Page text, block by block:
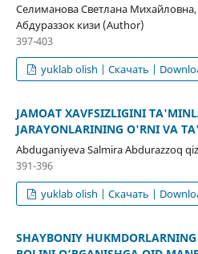
Селиманова Светлана
Абдураззок кизи (Author)
397-403
yuklab olish | Скачать |
JAMOAT XAVFSIZLIGINI
JARAYONLARINING O'RNI VA
Abduganiyeva Salmira Abdurazzoq
391-396
yuklab olish | Скачать |
SHAYBONIY